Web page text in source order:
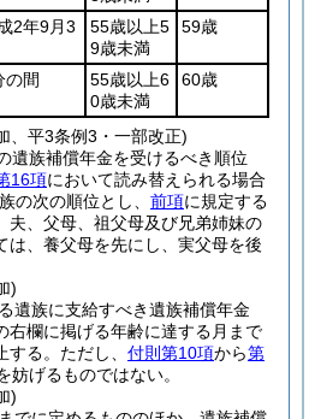
2年9月3
55歳以上5
9歳未満
59歳
の間
55歳以上6
0歳未満
60歳
、平3条例3・一部改正)
遺族補償年金を受けるべき順位
16項において読み替えられる場合
の次の順位とし、 前項に規定する
夫、父母、祖父母及び兄弟姉妹の
は、養父母を先にし、実父母を後
)
遺族に支給すべき遺族補償年金
右欄に掲げる年齢に達する月まで
る。 ただし、 付則第10項から第
妨げるものではない。
)